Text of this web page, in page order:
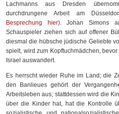
Lachmanns aus Dresden
durchdrungene Arbeit am
Besprechung hier). Johan Simons
Schauspieler ziehen sich auf offener
diesmal die hübsche jüdische Geliebte
spielt, wird zum Kopftuchmädchen,
Israel auswandert.
Es herrscht wieder Ruhe im Land; die
den Banlieues gehört der
Arbeitsleben aus; stattdessen wird die
über die Kinder hat, hat die Kontrolle